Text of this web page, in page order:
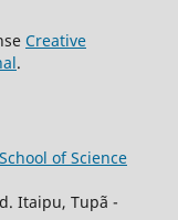
Creative
.
of Science
Itaipu, Tupã -